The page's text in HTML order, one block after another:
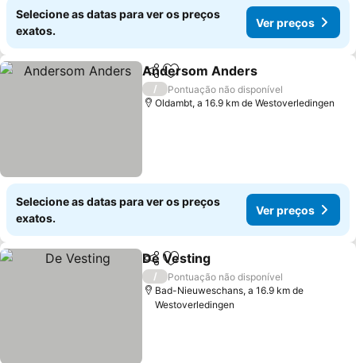
Selecione as datas para ver os preços
exatos.
Ver preços
PartilharAdicionar aos favoritos
Andersom Anders
/
Pontuação não disponível
Oldambt, a 16.9 km de Westoverledingen
Selecione as datas para ver os preços
exatos.
Ver preços
PartilharAdicionar aos favoritos
De Vesting
/
Pontuação não disponível
Bad-Nieuweschans, a 16.9 km de
Westoverledingen